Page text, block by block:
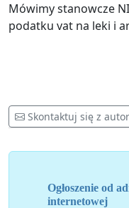
Mówimy stanowcze
podatku vat na leki i
Skontaktuj się z
Ogłoszenie od
internetowej